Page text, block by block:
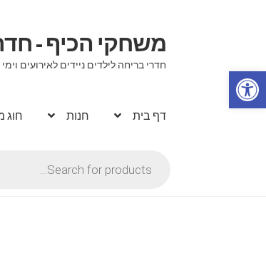
פתח סרגל נגישות
דלג
לניווט
לדלג
לתוכן
משחקי הכיף -
חדרי בריחה לילדים ניידים לאירועים
דף בית חנות חוג
search